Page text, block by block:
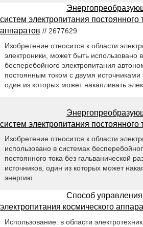
систем электропитания постоянного
аппаратов // 2677629
Изобретение относится к области
электроники, может быть использовано
бесперебойного электропитания
постоянным током с двумя источниками
один из которых может накапливать
систем электропитания постоянного
Изобретение относится к области
использовано в системах
постоянного тока без гальванической
источников, один из которых может
энергию.
Способ
электропитания космического
Использование: в области